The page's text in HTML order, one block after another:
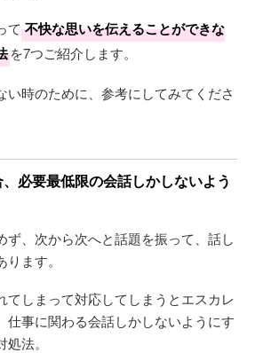
て 不快な思いを伝えることができな
を7つご紹介します。
い時のために、参考にしてみてくださ
必要最低限の会話しかしないよう
ず、次から次へと話題を振って、話し
ます。
てしまって対応してしまうとエスカレ
仕事に関わる会話しかしないようにす
法。